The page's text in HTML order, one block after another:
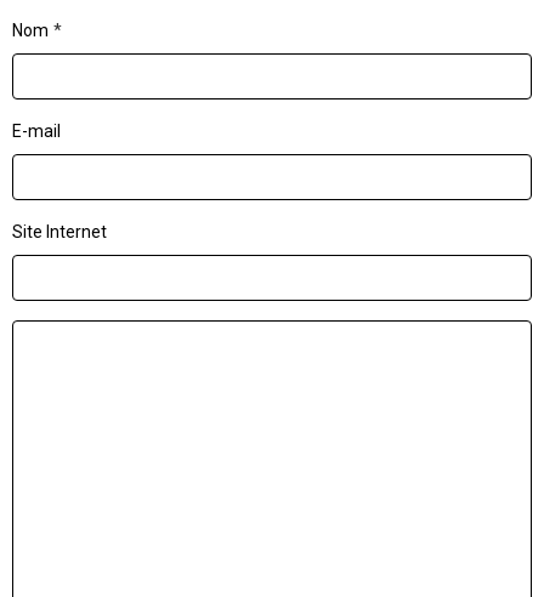
Nom
E-mail
Site Internet